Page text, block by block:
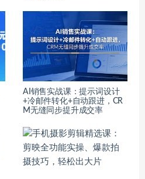
AI销售实战课：提示词设计
+冷邮件转化+自动跟进，CR
M无缝同步提升成交率